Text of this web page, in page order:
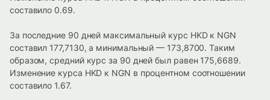
составило 0.69.
За последние 90 дней максимальный курс HKD к NGN
составил 177,7130, а минимальный — 173,8700. Таким
образом, средний курс за 90 дней был равен 175,6689.
Изменение курса HKD к NGN в процентном соотношении
составило 1.67.